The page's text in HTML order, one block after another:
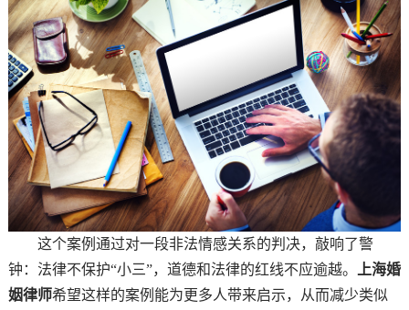
这个案例通过对一段非法情感关系的判决，敲响了警
钟：法律不保护“小三”，道德和法律的红线不应逾越。
上海婚
姻律师希望这样的案例能为更多人带来启示，从而减少类似